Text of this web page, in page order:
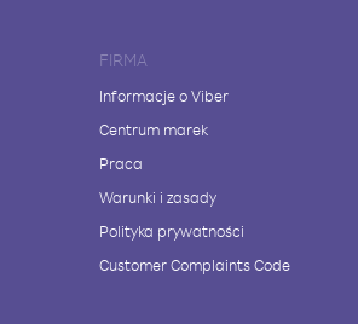
FIRMA
Informacje o Viber
Centrum marek
Praca
Warunki i zasady
Polityka prywatności
Customer Complaints Code